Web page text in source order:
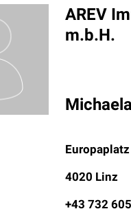
AREV
m.b.H.
4020 Linz
+43 732